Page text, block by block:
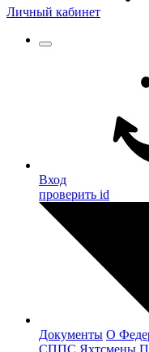
Личный кабинет
Вход
проверить id
Документы О
СППС Яхтсмены